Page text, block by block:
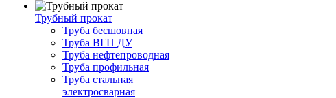
Трубный прокат
Труба бесшовная
Труба ВГП ДУ
Труба нефтепроводная
Труба профильная
Труба стальная
электросварная